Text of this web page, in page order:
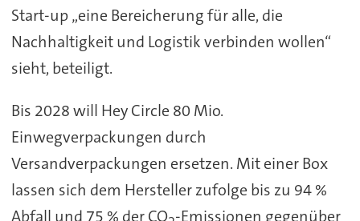
Start-up „eine Bereicherung für alle, die
Nachhaltigkeit und Logistik verbinden wollen“
sieht, beteiligt.
Bis 2028 will Hey Circle 80 Mio.
Einwegverpackungen durch
Versandverpackungen ersetzen. Mit einer Box
lassen sich dem Hersteller zufolge bis zu 94 %
Abfall und 75 % der CO -Emissionen gegenüber